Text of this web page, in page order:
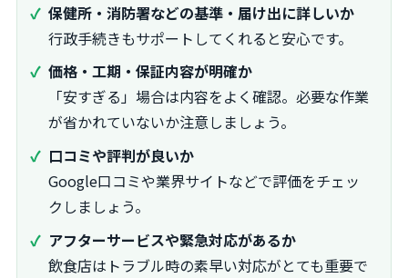
保健所・消防署などの基準・届け出に詳しいか
行政手続きもサポートしてくれると安心です。
価格・工期・保証内容が明確か
「安すぎる」場合は内容をよく確認。必要な作業
が省かれていないか注意しましょう。
口コミや評判が良いか
Google口コミや業界サイトなどで評価をチェッ
クしましょう。
アフターサービスや緊急対応があるか
飲食店はトラブル時の素早い対応がとても重要で